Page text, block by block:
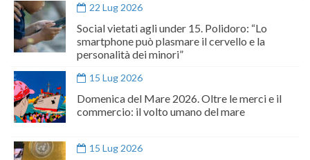
22 Lug 2026
Social vietati agli under 15. Polidoro: “Lo
smartphone può plasmare il cervello e la
personalità dei minori”
15 Lug 2026
Domenica del Mare 2026. Oltre le merci e il
commercio: il volto umano del mare
15 Lug 2026